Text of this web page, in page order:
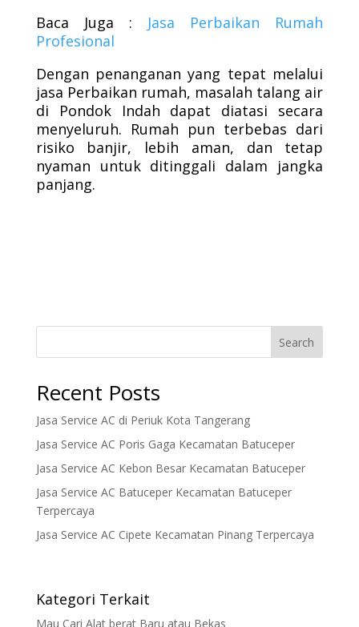
Baca Juga : Jasa Perbaikan Rumah
Profesional
Dengan penanganan yang tepat melalui
jasa Perbaikan rumah, masalah talang air
di Pondok Indah dapat diatasi secara
menyeluruh. Rumah pun terbebas dari
risiko banjir, lebih aman, dan tetap
nyaman untuk ditinggali dalam jangka
panjang.
Search
Recent Posts
Jasa Service AC di Periuk Kota Tangerang
Jasa Service AC Poris Gaga Kecamatan Batuceper
Jasa Service AC Kebon Besar Kecamatan Batuceper
Jasa Service AC Batuceper Kecamatan Batuceper
Terpercaya
Jasa Service AC Cipete Kecamatan Pinang Terpercaya
Kategori Terkait
Mau Cari Alat berat Baru atau Bekas